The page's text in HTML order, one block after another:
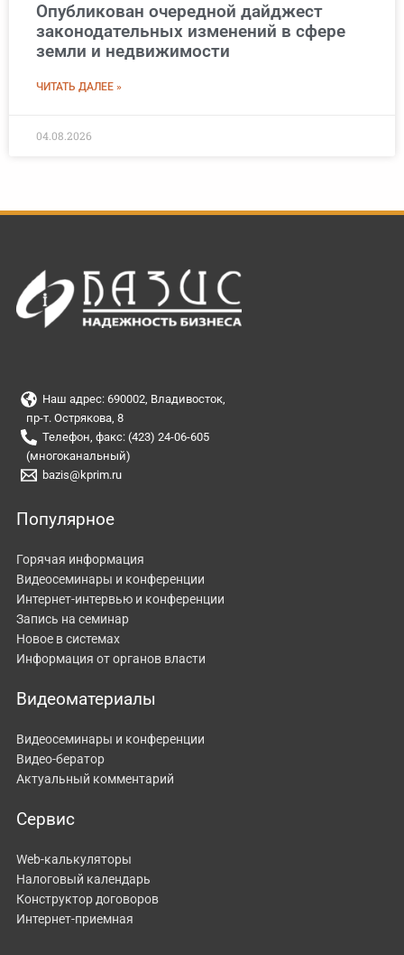
Опубликован очередной дайджест
законодательных изменений в сфере
земли и недвижимости
ЧИТАТЬ ДАЛЕЕ »
04.08.2026
Наш адрес: 690002, Владивосток,
пр-т. Острякова, 8
Телефон, факс: (423) 24-06-605
(многоканальный)
bazis@kprim.ru
Популярное
Горячая информация
Видеосеминары и конференции
Интернет-интервью и конференции
Запись на семинар
Новое в системах
Информация от органов власти
Видеоматериалы
Видеосеминары и конференции
Видео-бератор
Актуальный комментарий
Сервис
Web-калькуляторы
Налоговый календарь
Конструктор договоров
Интернет-приемная